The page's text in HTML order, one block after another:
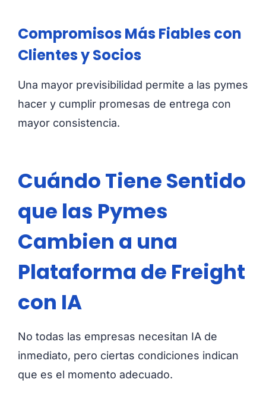
Compromisos Más Fiables con
Clientes y Socios
Una mayor previsibilidad permite a las pymes
hacer y cumplir promesas de entrega con
mayor consistencia.
Cuándo Tiene Sentido
que las Pymes
Cambien a una
Plataforma de Freight
con IA
No todas las empresas necesitan IA de
inmediato, pero ciertas condiciones indican
que es el momento adecuado.